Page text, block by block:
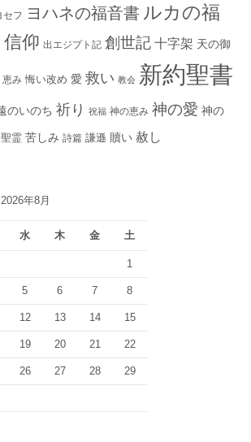
セフ ヨハネの福音書 ルカの福
信仰 出エジプト記 創世記 十字架 天の御
恵み 悔い改め 愛 救い 教会 新約聖書
のいのち 祈り 祝福 神の恵み 神の愛 神の
聖霊 苦しみ 詩篇 謙遜 贖い 赦し
2026年8月
水 木 金 土
1
5 6 7 8
12 13 14 15
19 20 21 22
26 27 28 29